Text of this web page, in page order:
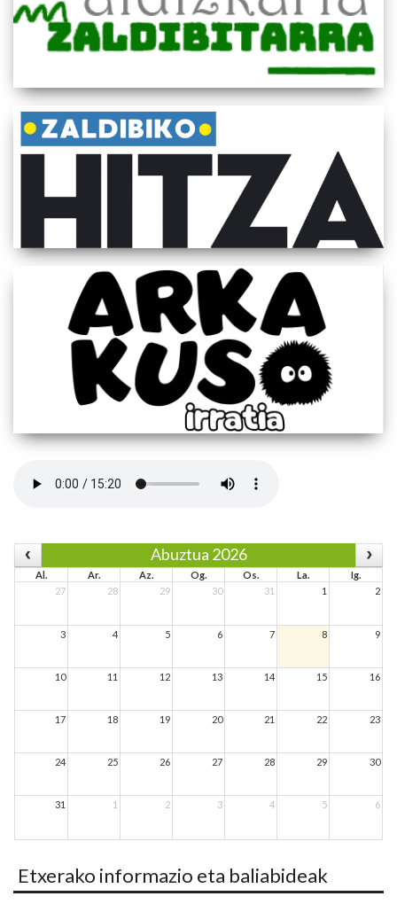
Abuztua 2026
Al. Ar. Az. Og. Os. La.
Ig.
27
28 29 30 31 1 2
3 4 5 6 7 8 9
10 11 12 13 14 15 16
17 18 19 20 21 22 23
24 25 26 27 28 29 30
31 1 2 3 4 5 6
Etxerako informazio eta baliabideak